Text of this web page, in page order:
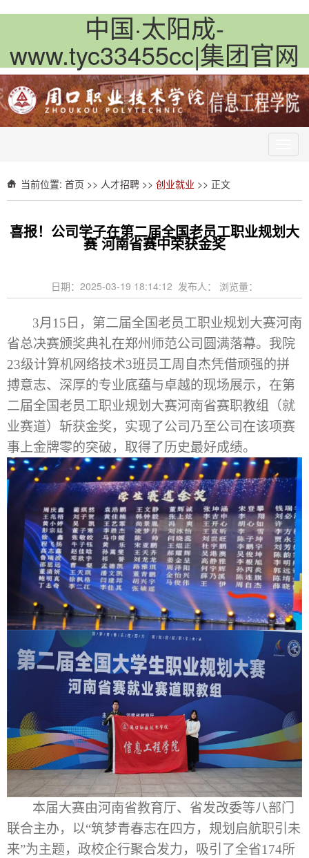
中国·太阳成-
www.tyc33455cc|集团官网
当前位置: 首页 >> 人才招聘 >> 创业就业 >> 正文
喜报！公司学子在第二届全国老员工职业规划大
赛 河南省赛中荣获金奖
日期：2025-03-19 18:14:12 发布人： 浏览量：
3月15日，第二届全国老员工职业规划大赛河南
省总决赛颁奖典礼在郑州师范公司圆满落幕。我院
23级计算机网络技术3班员工周自杰凭借顽强的拼
搏意志、深厚的专业底蕴与卓越的现场展示，在第
二届全国老员工职业规划大赛河南省赛职教组（就
业赛道）斩获金奖， 实现了公司乃至公司在该项赛
事上金牌零的突破，取得了历史最好成绩。
本届大赛由河南省教育厅、 省发改委等八部门
联合主办，以“筑梦青春志在四方，规划启航职引未
来”为主题， 政校企行聚合发力， 吸引了全省174所